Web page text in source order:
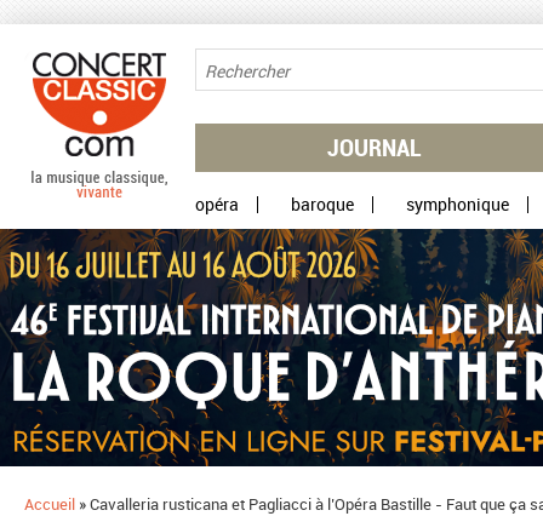
JOURNAL
opéra baroque symphonique
Accueil »Cavalleria rusticana et Pagliacci à l’Opéra Bastille - Faut que ça